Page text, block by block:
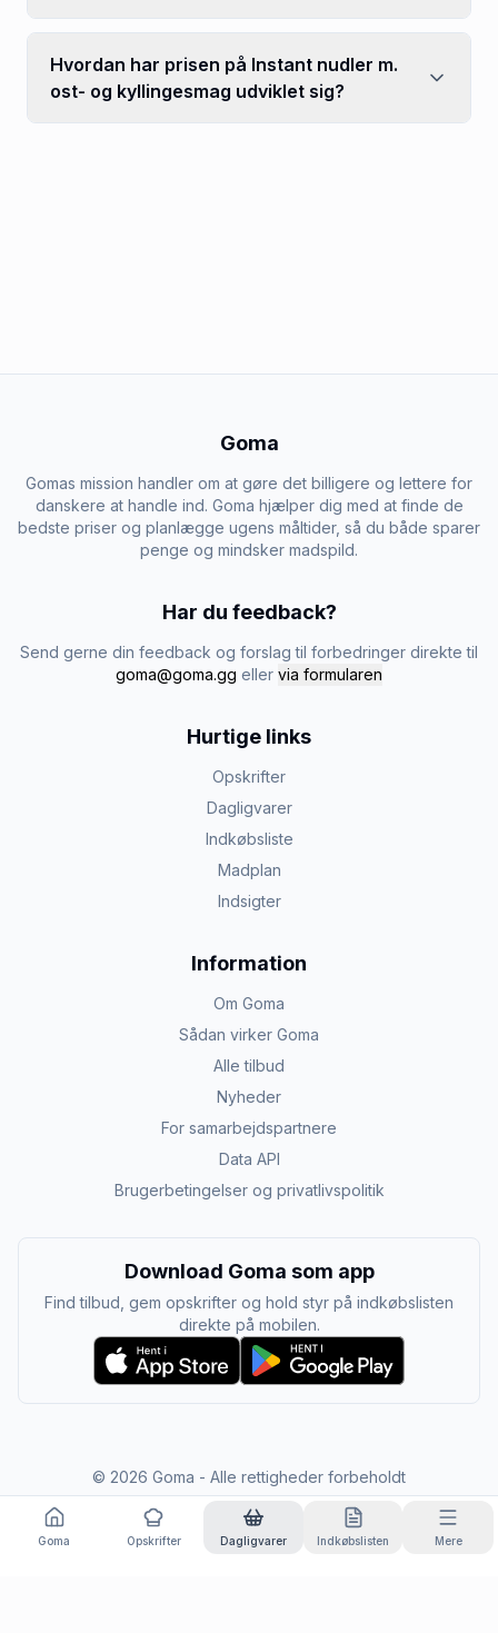
Hvordan har prisen på Instant nudler m.
ost- og kyllingesmag udviklet sig?
Goma
Gomas mission handler om at gøre det billigere og lettere for
danskere at handle ind. Goma hjælper dig med at finde de
bedste priser og planlægge ugens måltider, så du både sparer
penge og mindsker madspild.
Har du feedback?
Send gerne din feedback og forslag til forbedringer direkte til
goma@goma.gg eller via formularen
Hurtige links
Opskrifter
Dagligvarer
Indkøbsliste
Madplan
Indsigter
Information
Om Goma
Sådan virker Goma
Alle tilbud
Nyheder
For samarbejdspartnere
Data API
Brugerbetingelser og privatlivspolitik
Download Goma som app
Find tilbud, gem opskrifter og hold styr på indkøbslisten
direkte på mobilen.
© 2026 Goma - Alle rettigheder forbeholdt
Goma Opskrifter Dagligvarer Indkøbslisten Mere